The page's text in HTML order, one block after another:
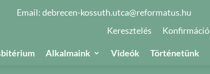
Email:debrecen-kossuth.utca@reformatus.hu
Keresztelés
Konfirmáció
Alkalmaink Videók Történetünk